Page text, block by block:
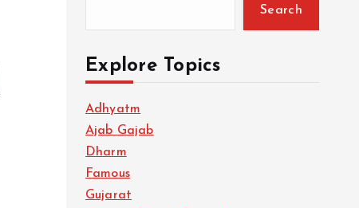
Search
Explore Topics
Adhyatm
Ajab Gajab
Dharm
Famous
Gujarat